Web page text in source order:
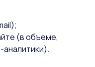
(в объеме,